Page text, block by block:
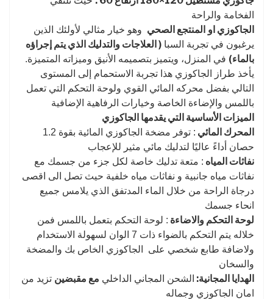
الفخامة والراحة
الجاكوزي او المنتجع الصحي وهو خيار مثالي لأولئك الذين
يرغبون في تجربة السبا ( العلاجات والتدليك الذي يتم إجراؤه
بالماء) في المنزل، ويتميز بتصميمه الأنيق وميزاته المتميزة.
يأخذ طراز الجاكوزي هذا تجربة الاستحمام إلى المستوى
التالي بفضل محركه المائي القوي ولوحة التحكم التي تعمل
باللمس والإضاءة الخاصة وخيارات الرفاهية الإضافية
الميزات الأساسية التي يقدمها الجاكوزي
المحرك المائي
: توفر مضخة الجاكوزي المائية بقوة 1.2
حصان أداءً عاليًا لتدليك مائي مثير للإعجاب
نفاثات المياه : متعة تدليك خاصة لكل جزء من جسمك مع
نفاثات مياه جانبية و نفاثات مياه خلفية حيث تصل الى اقصى
درجاة الراحة من خلال الماء المدتفق الذي يلامس جميع
انحاء جسمك
لوحة التحكم والاضاءة : لوحة التحكم بتعمل باللمس فمن
خلاله يتم التحكم بالضواء ذات 7 الوان لسهولة الاستخدام
ولاضافة طابع شخصي على الجاكوزي الخاص بك والمضخة
والسخان
الهدايا المجانية: الشحن المجاني الداخلي مع مقبضين تزيد من
امان الجاكوزي وجماله